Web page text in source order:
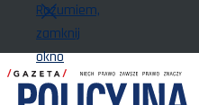
Rozumiem,
zamknij
okno